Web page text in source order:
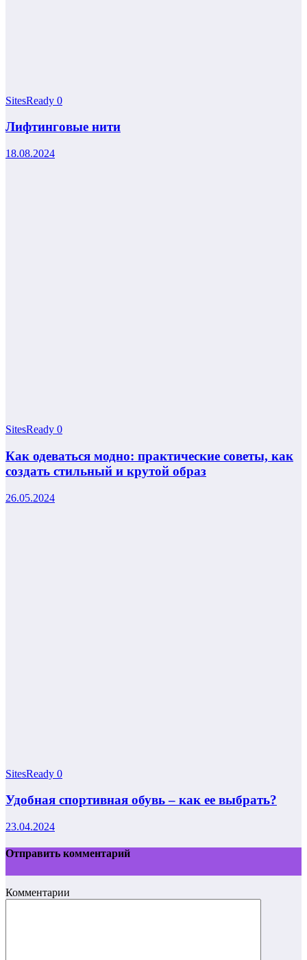
SitesReady 0
Лифтинговые нити
18.08.2024
SitesReady 0
Как одеваться модно: практические советы, как
создать стильный и крутой образ
26.05.2024
SitesReady 0
Удобная спортивная обувь – как ее выбрать?
23.04.2024
Отправить комментарий
Комментарии